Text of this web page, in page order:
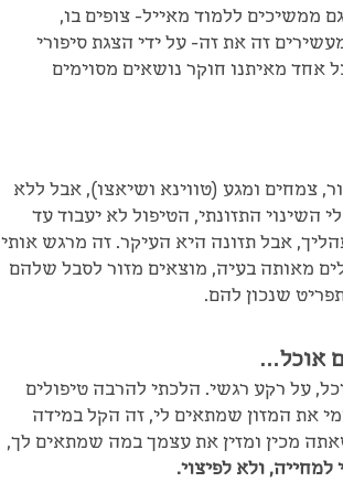
ממשיכים ללמוד מאייל- צופים בו,
זה את זה- על ידי הצגת סיפורי
אחד מאיתנו חוקר נושאים מסוימים
צמחים ומגע (טווינא ושיאצו), אבל ללא
השינוי התזונתי, הטיפול לא יעבוד עד
אבל תזונה היא העיקר. זה מרגש אותי
מאותה בעיה, מוצאים מזור לסבל שלהם
שנכון להם.
אוכל…
על רקע רגשי. הלכתי להרבה טיפולים
את המזון שמתאים לי, זה הקל במידה
מכין ומזין את עצמך במה שמתאים לך,
ולא לפיצוי.